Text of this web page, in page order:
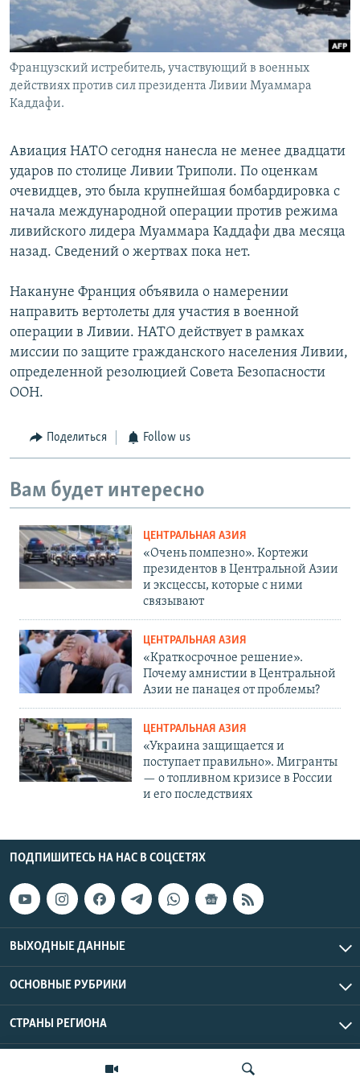
Французский истребитель, участвующий в военных
действиях против сил президента Ливии Муаммара
Каддафи.
Авиация НАТО сегодня нанесла не менее двадцати
ударов по столице Ливии Триполи. По оценкам
очевидцев, это была крупнейшая бомбардировка с
начала международной операции против режима
ливийского лидера Муаммара Каддафи два месяца
назад. Сведений о жертвах пока нет.
Накануне Франция объявила о намерении
направить вертолеты для участия в военной
операции в Ливии. НАТО действует в рамках
миссии по защите гражданского населения Ливии,
определенной резолюцией Совета Безопасности
ООН.
Поделиться Follow us
Вам будет интересно
ЦЕНТРАЛЬНАЯ АЗИЯ
«Очень помпезно». Кортежи
президентов в Центральной Азии
и эксцессы, которые с ними
связывают
ЦЕНТРАЛЬНАЯ АЗИЯ
«Краткосрочное решение».
Почему амнистии в Центральной
Азии не панацея от проблемы?
ЦЕНТРАЛЬНАЯ АЗИЯ
«Украина защищается и
поступает правильно». Мигранты
— о топливном кризисе в России
и его последствиях
ПОДПИШИТЕСЬ НА НАС В СОЦСЕТЯХ
ВЫХОДНЫЕ ДАННЫЕ
ОСНОВНЫЕ РУБРИКИ
СТРАНЫ РЕГИОНА
Азаттык Азия © 2026 RFE/RL, Inc. | Все права защищены.